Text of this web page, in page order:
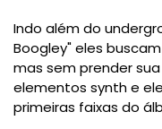
Indo além do
Boogley" eles
mas sem prender
elementos synth e
primeiras faixas do